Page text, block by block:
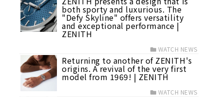
both sporty and luxurious. The
"Defy Skyline" offers versatility
and exceptional performance |
ZENITH
WATCH NEWS
Returning to another of ZENITH's
origins. A revival of the very first
model from 1969! | ZENITH
WATCH NEWS